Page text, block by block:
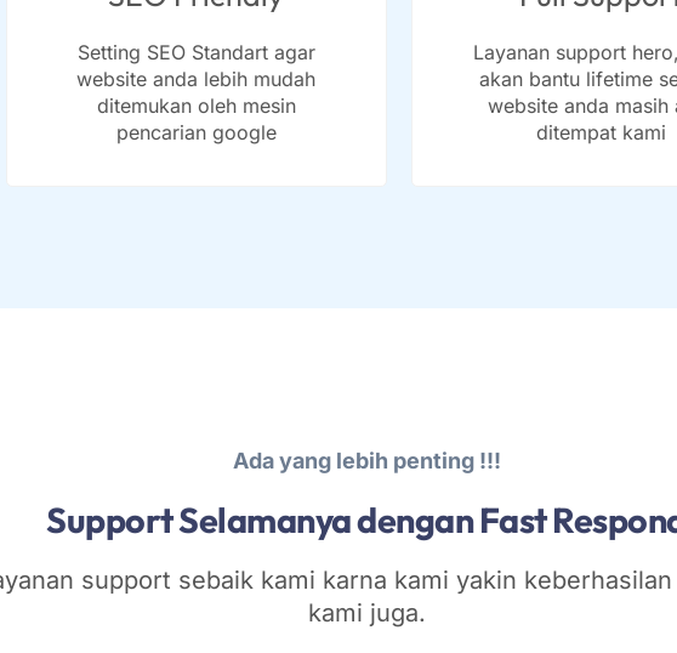
Setting SEO Standart agar
website anda lebih mudah
ditemukan oleh mesin
pencarian google
Layanan support
akan bantu lifetime
website anda masih
ditempat kami
Ada yang lebih penting !!!
Support Selamanya dengan Fast
support sebaik kami karna kami yakin
kami juga.